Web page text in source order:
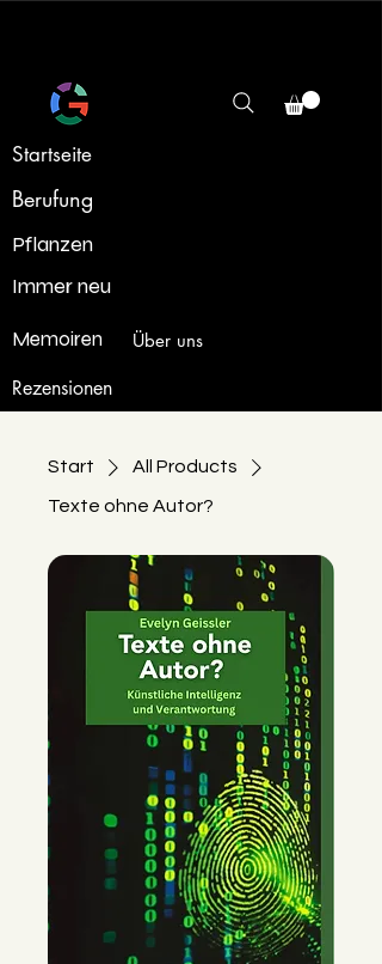
Startseite
Berufung
Pflanzen
Immer neu
Memoiren Über uns
Rezensionen
Start All Products
Texte ohne Autor?